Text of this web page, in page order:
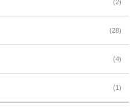
(2)
(28)
(4)
(1)